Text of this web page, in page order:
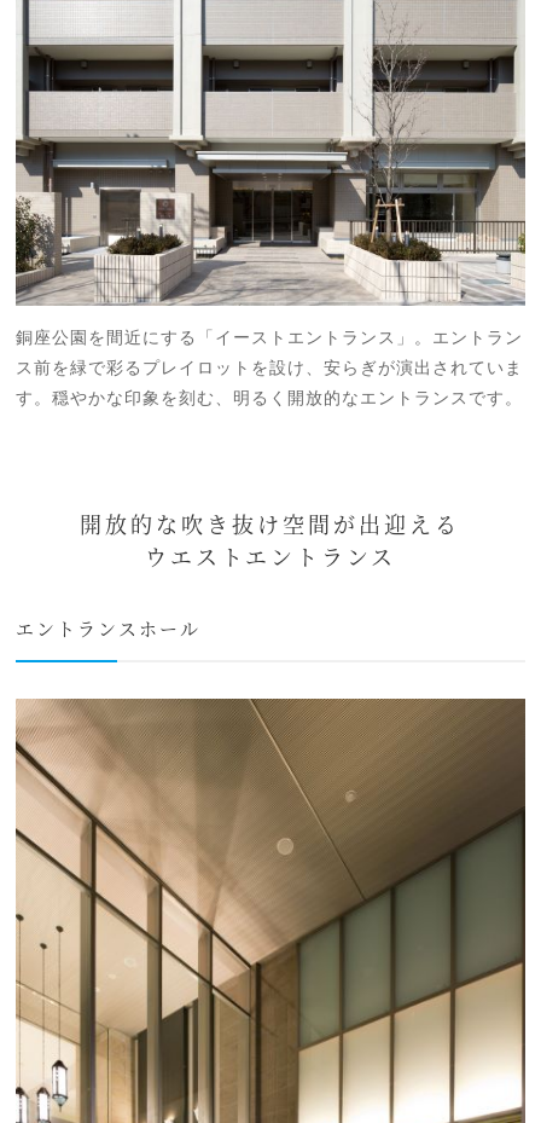
銅座公園を間近にする「イーストエントランス」。エントラン
ス前を緑で彩るプレイロットを設け、安らぎが演出されていま
す。穏やかな印象を刻む、明るく開放的なエントランスです。
開放的な吹き抜け空間が出迎える
ウエストエントランス
エントランスホール